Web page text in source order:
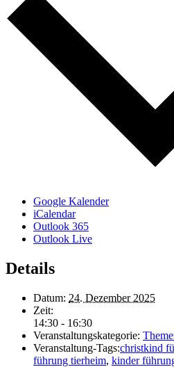
Google Kalender
iCalendar
Outlook 365
Outlook Live
Details
Datum: 24. Dezember 2025
Zeit:
14:30 - 16:30
Veranstaltungskategorie:
Veranstaltung-Tags:christkind
führung tierheim, kinder